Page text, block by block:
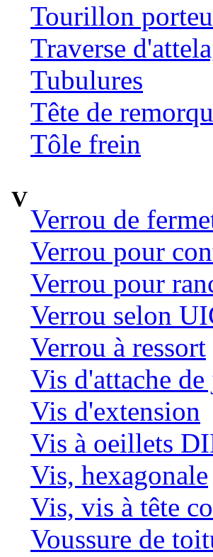
Tourillon
Traverse
Tubulures
Tête de
Tôle frein
V
Verrou de
Verrou pour
Verrou pour
Verrou selon
Verrou à ressort
Vis d'attache
Vis d'extension
Vis à oeillets
Vis, hexagonale
Vis, vis à tête
Voussure de